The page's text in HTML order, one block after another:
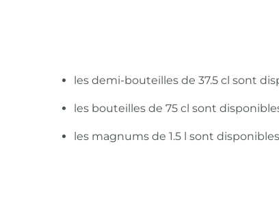
les demi-bouteilles de 37.5 cl sont
les bouteilles de 75 cl sont
les magnums de 1.5 l sont